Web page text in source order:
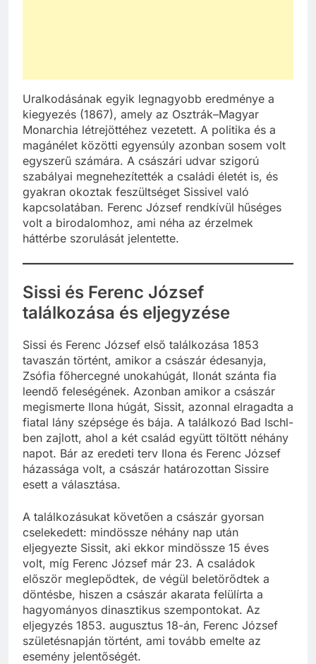
Uralkodásának egyik legnagyobb eredménye a
kiegyezés (1867), amely az Osztrák–Magyar
Monarchia létrejöttéhez vezetett. A politika és a
magánélet közötti egyensúly azonban sosem volt
egyszerű számára. A császári udvar szigorú
szabályai megnehezítették a családi életét is, és
gyakran okoztak feszültséget Sissivel való
kapcsolatában. Ferenc József rendkívül hűséges
volt a birodalomhoz, ami néha az érzelmek
háttérbe szorulását jelentette.
Sissi és Ferenc József
találkozása és eljegyzése
Sissi és Ferenc József első találkozása 1853
tavaszán történt, amikor a császár édesanyja,
Zsófia főhercegné unokahúgát, Ilonát szánta fia
leendő feleségének. Azonban amikor a császár
megismerte Ilona húgát, Sissit, azonnal elragadta a
fiatal lány szépsége és bája. A találkozó Bad Ischl-
ben zajlott, ahol a két család együtt töltött néhány
napot. Bár az eredeti terv Ilona és Ferenc József
házassága volt, a császár határozottan Sissire
esett a választása.
A találkozásukat követően a császár gyorsan
cselekedett: mindössze néhány nap után
eljegyezte Sissit, aki ekkor mindössze 15 éves
volt, míg Ferenc József már 23. A családok
először meglepődtek, de végül beletörődtek a
döntésbe, hiszen a császár akarata felülírta a
hagyományos dinasztikus szempontokat. Az
eljegyzés 1853. augusztus 18-án, Ferenc József
születésnapján történt, ami tovább emelte az
esemény jelentőségét.